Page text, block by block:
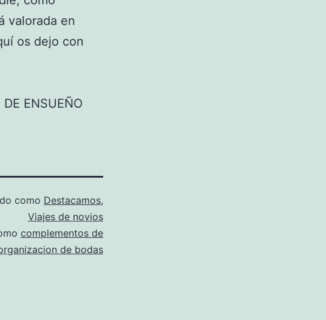
valorada en
os dejo con
ENSUEÑO
como Destacamos,
Viajes de novios
complementos de
de bodas